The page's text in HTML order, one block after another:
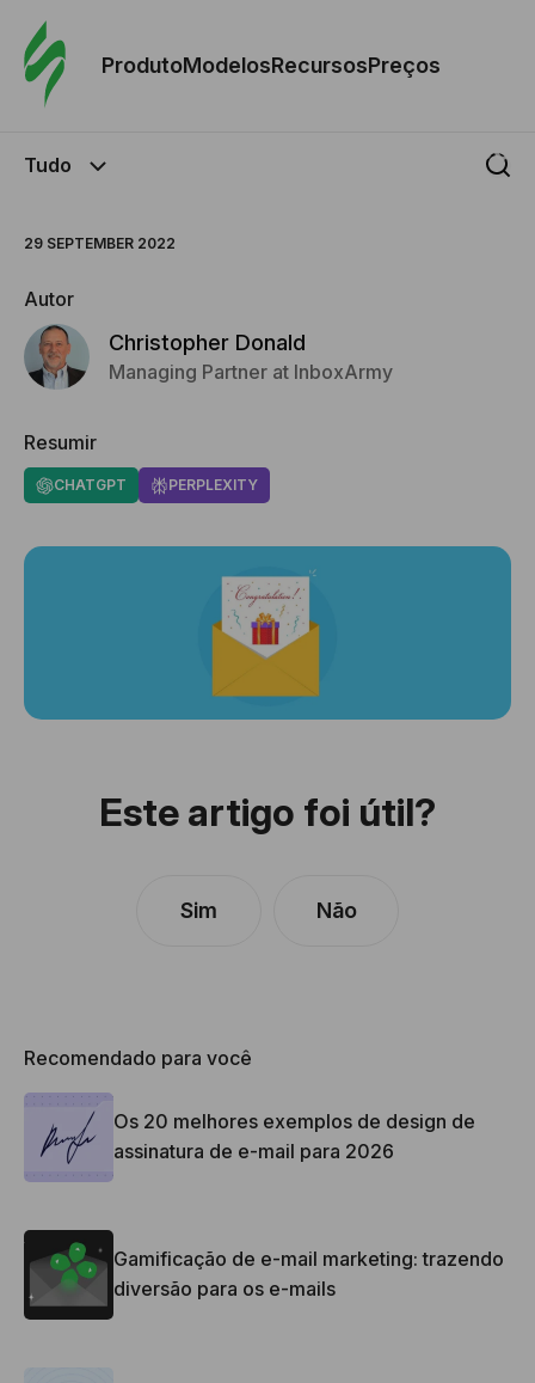
ProdutoModelosRecursosPreços
Tudo
29 SEPTEMBER 2022
Autor
Christopher Donald
Managing Partner at InboxArmy
Resumir
CHATGPT PERPLEXITY
Este artigo foi útil?
Sim Não
Recomendado para você
Os 20 melhores exemplos de design de
assinatura de e-mail para 2026
Gamificação de e-mail marketing: trazendo
diversão para os e-mails